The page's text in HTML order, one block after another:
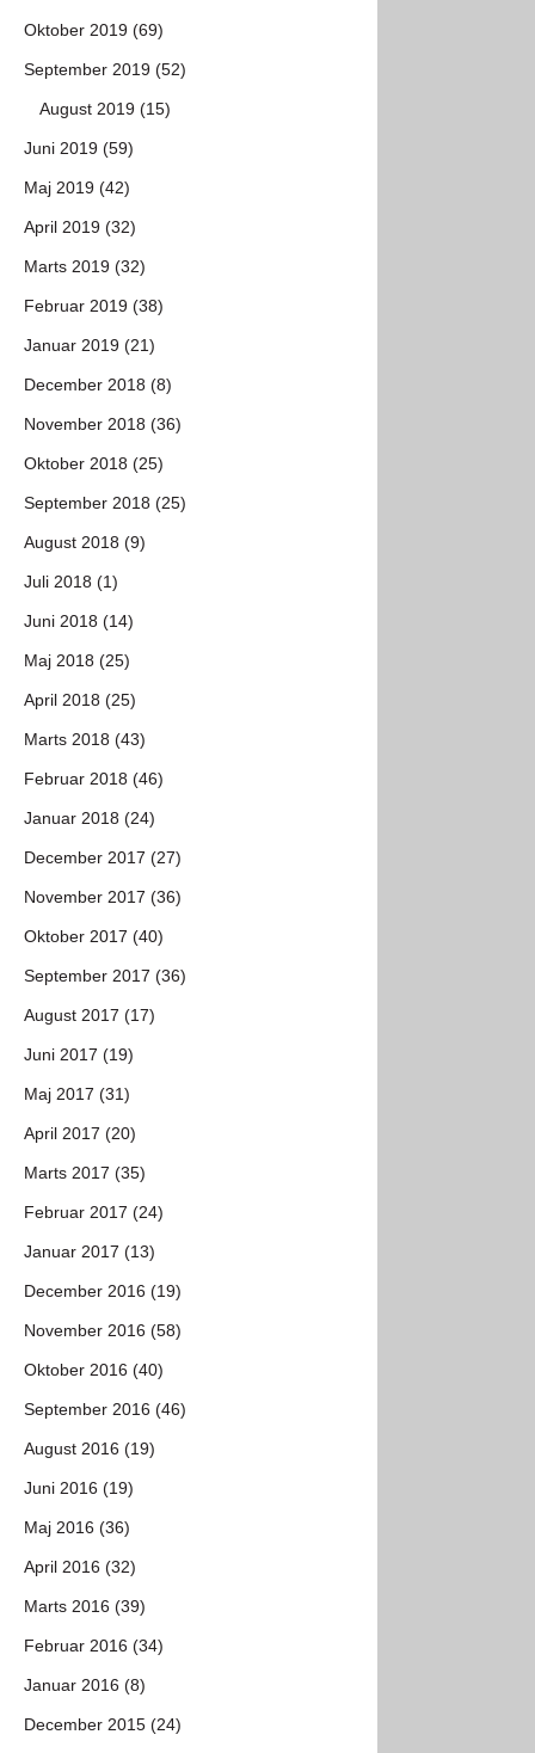
Oktober 2019 (69)
September 2019 (52)
August 2019 (15)
Juni 2019 (59)
Maj 2019 (42)
April 2019 (32)
Marts 2019 (32)
Februar 2019 (38)
Januar 2019 (21)
December 2018 (8)
November 2018 (36)
Oktober 2018 (25)
September 2018 (25)
August 2018 (9)
Juli 2018 (1)
Juni 2018 (14)
Maj 2018 (25)
April 2018 (25)
Marts 2018 (43)
Februar 2018 (46)
Januar 2018 (24)
December 2017 (27)
November 2017 (36)
Oktober 2017 (40)
September 2017 (36)
August 2017 (17)
Juni 2017 (19)
Maj 2017 (31)
April 2017 (20)
Marts 2017 (35)
Februar 2017 (24)
Januar 2017 (13)
December 2016 (19)
November 2016 (58)
Oktober 2016 (40)
September 2016 (46)
August 2016 (19)
Juni 2016 (19)
Maj 2016 (36)
April 2016 (32)
Marts 2016 (39)
Februar 2016 (34)
Januar 2016 (8)
December 2015 (24)